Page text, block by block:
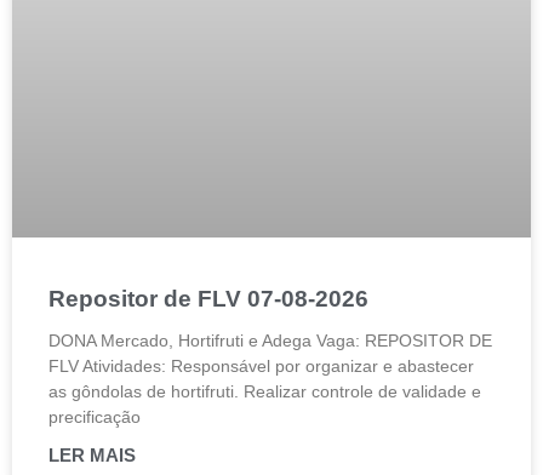
Repositor de FLV 07-08-2026
DONA Mercado, Hortifruti e Adega Vaga: REPOSITOR DE
FLV Atividades: Responsável por organizar e abastecer
as gôndolas de hortifruti. Realizar controle de validade e
precificação
LER MAIS